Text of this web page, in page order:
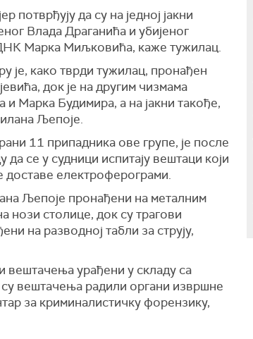
потврђују да су на једној јакни
Влада Драганића и убијеног
ДНК Марка Миљковића, каже тужилац.
је, како тврди тужилац, пронађен
док је на другим чизмама
Марка Будимира, а на јакни такође,
Љепоје.
11 припадника ове групе, је после
се у судници испитају вештаци који
доставе електроферограми.
Љепоје пронађени на металним
нози столице, док су трагови
на разводној табли за струју,
вештачења урађени у складу са
вештачења радили органи извршне
за криминалистичку форензику,